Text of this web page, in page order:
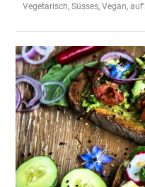
Vegetarisch,Süsses,Vegan,